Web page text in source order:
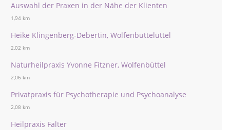
Auswahl der Praxen in der Nähe der Klienten
1,94 km
Heike Klingenberg-Debertin, Wolfenbüttelüttel
2,02 km
Naturheilpraxis Yvonne Fitzner, Wolfenbüttel
2,06 km
Privatpraxis für Psychotherapie und Psychoanalyse
2,08 km
Heilpraxis Falter